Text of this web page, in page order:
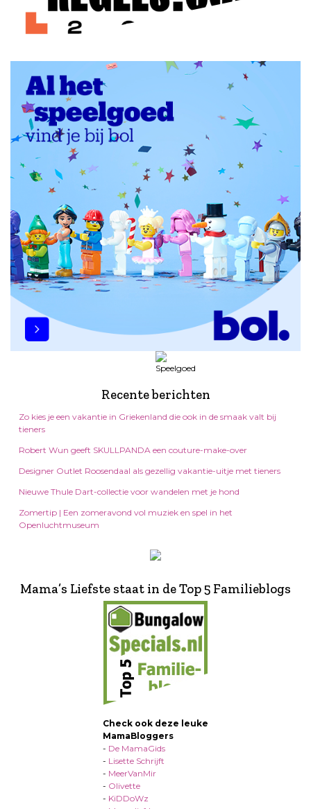
Recente berichten
Zo kies je een vakantie in Griekenland die ook in de smaak valt bij
tieners
Robert Wun geeft SKULLPANDA een couture-make-over
Designer Outlet Roosendaal als gezellig vakantie-uitje met tieners
Nieuwe Thule Dart-collectie voor wandelen met je hond
Zomertip | Een zomeravond vol muziek en spel in het
Openluchtmuseum
Mama’s Liefste staat in de Top 5 Familieblogs
Check ook deze leuke
MamaBloggers
- De MamaGids
- Lisette Schrijft
- MeerVanMir
- Olivette
- KiDDoWz